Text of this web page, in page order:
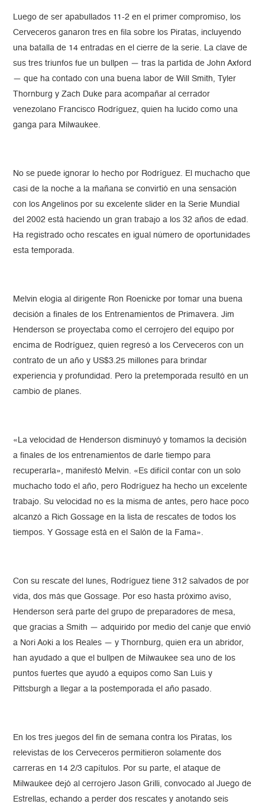
Luego de ser apabullados 11-2 en el primer compromiso, los
Cerveceros ganaron tres en fila sobre los Piratas, incluyendo
una batalla de 14 entradas en el cierre de la serie. La clave de
sus tres triunfos fue un bullpen — tras la partida de John Axford
— que ha contado con una buena labor de Will Smith, Tyler
Thornburg y Zach Duke para acompañar al cerrador
venezolano Francisco Rodríguez, quien ha lucido como una
ganga para Milwaukee.
No se puede ignorar lo hecho por Rodríguez. El muchacho que
casi de la noche a la mañana se convirtió en una sensación
con los Angelinos por su excelente slider en la Serie Mundial
del 2002 está haciendo un gran trabajo a los 32 años de edad.
Ha registrado ocho rescates en igual número de oportunidades
esta temporada.
Melvin elogia al dirigente Ron Roenicke por tomar una buena
decisión a finales de los Entrenamientos de Primavera. Jim
Henderson se proyectaba como el cerrojero del equipo por
encima de Rodríguez, quien regresó a los Cerveceros con un
contrato de un año y US$3.25 millones para brindar
experiencia y profundidad. Pero la pretemporada resultó en un
cambio de planes.
«La velocidad de Henderson disminuyó y tomamos la decisión
a finales de los entrenamientos de darle tiempo para
recuperarla», manifestó Melvin. «Es difícil contar con un solo
muchacho todo el año, pero Rodríguez ha hecho un excelente
trabajo. Su velocidad no es la misma de antes, pero hace poco
alcanzó a Rich Gossage en la lista de rescates de todos los
tiempos. Y Gossage está en el Salón de la Fama».
Con su rescate del lunes, Rodríguez tiene 312 salvados de por
vida, dos más que Gossage. Por eso hasta próximo aviso,
Henderson será parte del grupo de preparadores de mesa,
que gracias a Smith — adquirido por medio del canje que envió
a Nori Aoki a los Reales — y Thornburg, quien era un abridor,
han ayudado a que el bullpen de Milwaukee sea uno de los
puntos fuertes que ayudó a equipos como San Luis y
Pittsburgh a llegar a la postemporada el año pasado.
En los tres juegos del fin de semana contra los Piratas, los
relevistas de los Cerveceros permitieron solamente dos
carreras en 14 2/3 capítulos. Por su parte, el ataque de
Milwaukee dejó al cerrojero Jason Grilli, convocado al Juego de
Estrellas, echando a perder dos rescates y anotando seis